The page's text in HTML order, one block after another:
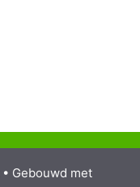
• Gebouwd met